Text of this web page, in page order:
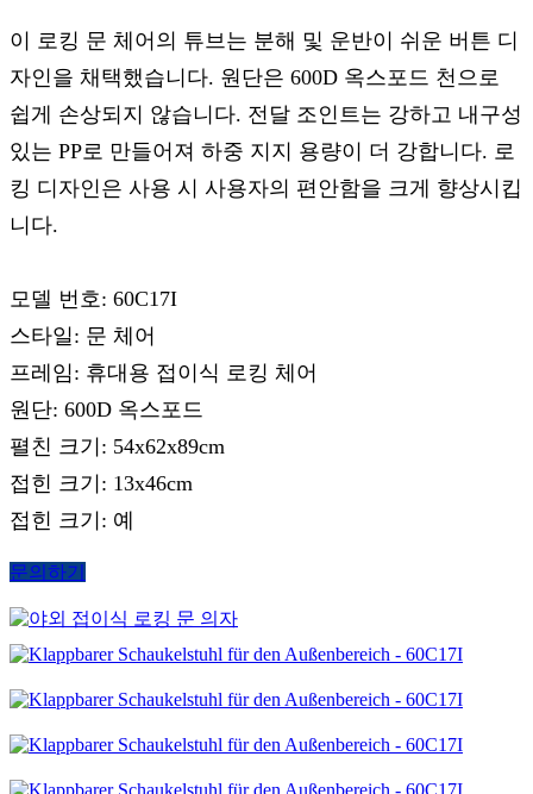
이 로킹 문 체어의 튜브는 분해 및 운반이 쉬운 버튼 디
자인을 채택했습니다. 원단은 600D 옥스포드 천으로
쉽게 손상되지 않습니다. 전달 조인트는 강하고 내구성
있는 PP로 만들어져 하중 지지 용량이 더 강합니다. 로
킹 디자인은 사용 시 사용자의 편안함을 크게 향상시킵
니다.
모델 번호: 60C17I
스타일: 문 체어
프레임: 휴대용 접이식 로킹 체어
원단: 600D 옥스포드
펼친 크기: 54x62x89cm
접힌 크기: 13x46cm
접힌 크기: 예
문의하기